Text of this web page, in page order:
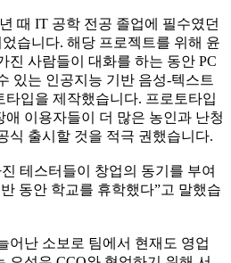
때 IT 공학 전공 졸업에 필수였던
습니다. 해당 프로젝트를 위해 윤
진 사람들이 대화를 하는 동안 PC
있는 인공지능 기반 음성-텍스트
입을 제작했습니다. 프로토타입
이용자들이 더 많은 농인과 난청
식 출시할 것을 적극 권했습니다.
테스터들이 창업의 동기를 부여
동안 학교를 휴학했다”고 말했습
어난 소보로 팀에서 현재도 영업